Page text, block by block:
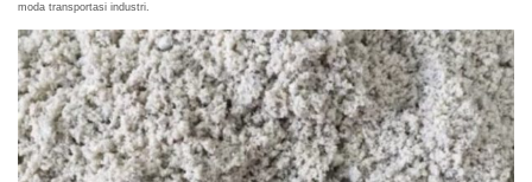
moda transportasi industri.